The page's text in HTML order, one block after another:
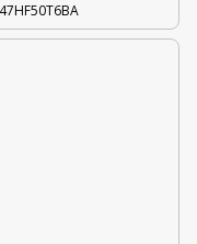
47HF50T6BA